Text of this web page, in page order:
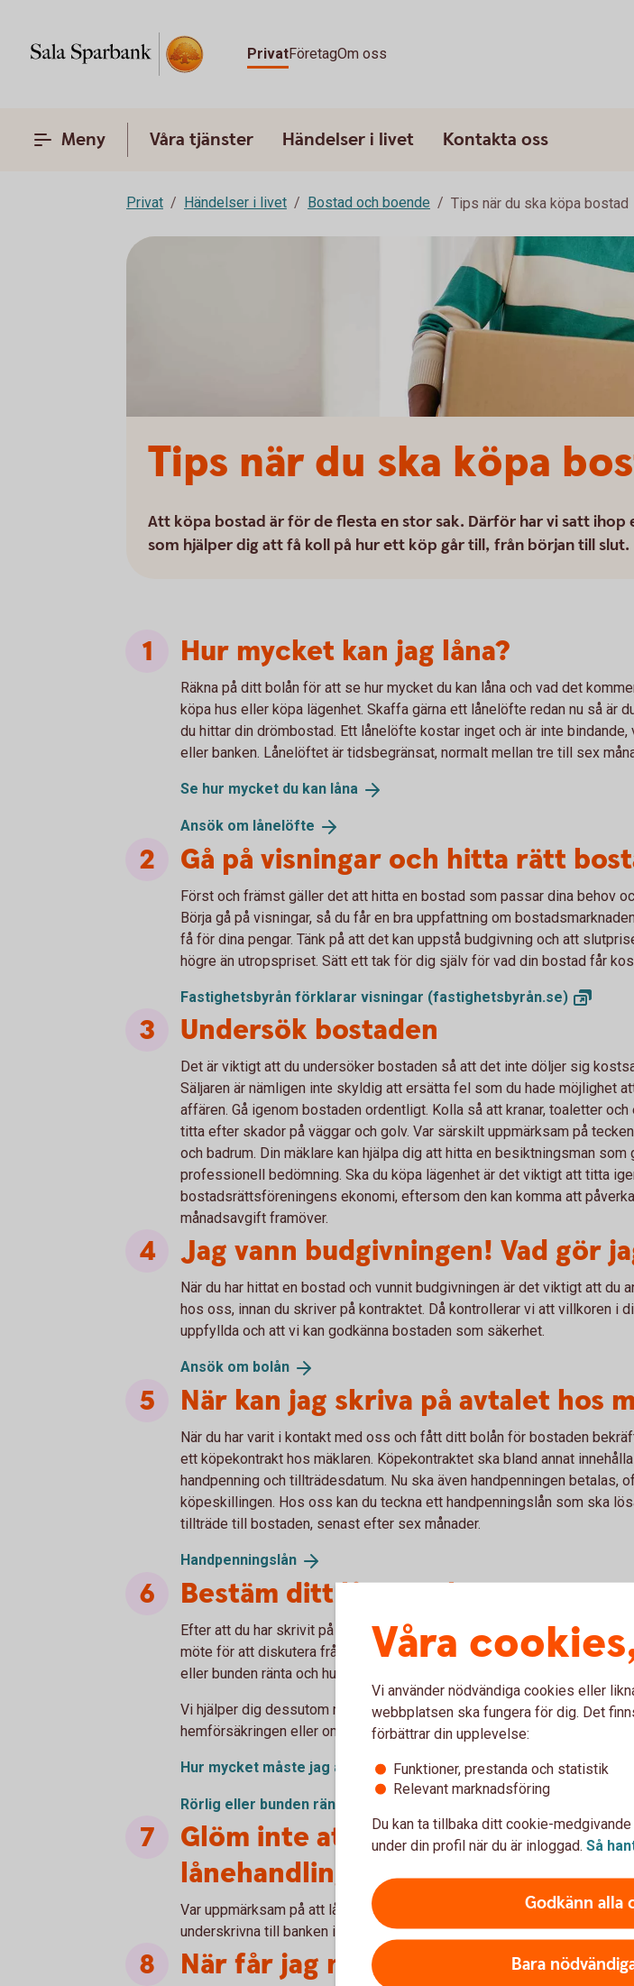
PrivatFöretagOm oss
Meny Våra tjänster Händelser i livet Kontakta oss
Privat Händelser i livet Bostad och boende Tips när du ska köpa bostad
Tips när du ska köpa
Att köpa bostad är för de flesta en stor sak. Därför har vi satt
som hjälper dig att få koll på hur ett köp går till, från början till slut.
Hur mycket kan jag låna?
Räkna på ditt bolån för att se hur mycket du kan låna och vad det
köpa hus eller köpa lägenhet. Skaffa gärna ett lånelöfte redan nu så är
du hittar din drömbostad. Ett lånelöfte kostar inget och är inte bindande,
eller banken. Lånelöftet är tidsbegränsat, normalt mellan tre till sex
Se hur mycket du kan låna
Ansök om lånelöfte
Gå på visningar och hitta rätt
Först och främst gäller det att hitta en bostad som passar dina behov
Börja gå på visningar, så du får en bra uppfattning om
få för dina pengar. Tänk på att det kan uppstå budgivning och att
högre än utropspriset. Sätt ett tak för dig själv för vad din bostad får
Fastighetsbyrån förklarar visningar (fastighetsbyrån.se)
Undersök bostaden
Det är viktigt att du undersöker bostaden så att det inte döljer sig
Säljaren är nämligen inte skyldig att ersätta fel som du hade möjlighet
affären. Gå igenom bostaden ordentligt. Kolla så att kranar, toaletter och
titta efter skador på väggar och golv. Var särskilt uppmärksam på
och badrum. Din mäklare kan hjälpa dig att hitta en besiktningsman som
professionell bedömning. Ska du köpa lägenhet är det viktigt att titta
bostadsrättsföreningens ekonomi, eftersom den kan komma att
månadsavgift framöver.
Jag vann budgivningen! Vad gör
När du har hittat en bostad och vunnit budgivningen är det viktigt att du
hos oss, innan du skriver på kontraktet. Då kontrollerar vi att villkoren i
uppfyllda och att vi kan godkänna bostaden som säkerhet.
Ansök om bolån
När kan jag skriva på avtalet hos
När du har varit i kontakt med oss och fått ditt bolån för bostaden
ett köpekontrakt hos mäklaren. Köpekontraktet ska bland annat
handpenning och tillträdesdatum. Nu ska även handpenningen betalas,
köpeskillingen. Hos oss kan du teckna ett handpenningslån som ska
tillträde till bostaden, senast efter sex månader.
Handpenningslån
Bestäm ditt låneupplägg
Efter att du har skrivit på kontraktet är det dags att se över
möte för att diskutera frågor som handlar om ditt bolån, till exempel om
eller bunden ränta och hur mycket du ska amortera.
Vi hjälper dig dessutom med andra frågor som rör ditt nya boende,
hemförsäkringen eller om du vill prata om ditt sparande.
Hur mycket måste jag amortera?
Rörlig eller bunden ränta?
Glöm inte att skicka tillbaka
lånehandlingarna
Var uppmärksam på att lånehandlingar kommer skickas ut till dig och ska
underskrivna till banken i god tid innan tillträdet.
När får jag nycklarna till
Våra
Vi använder nödvändiga cookies eller
webbplatsen ska fungera för dig. Det
förbättrar din upplevelse:
Funktioner, prestanda och statistik
Relevant marknadsföring
Du kan ta tillbaka ditt cookie-
under din profil när du är inloggad. Så
Godkänn alla
Bara